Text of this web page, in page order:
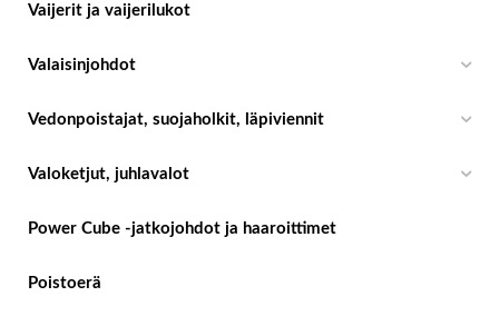
Vaijerit ja vaijerilukot
Valaisinjohdot
Vedonpoistajat, suojaholkit, läpiviennit
Valoketjut, juhlavalot
Power Cube -jatkojohdot ja haaroittimet
Poistoerä